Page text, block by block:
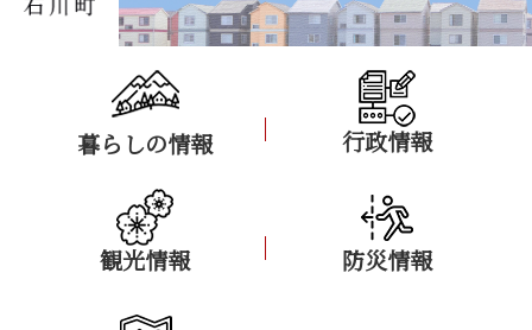
暮らしの情報 行政情報
観光情報 防災情報